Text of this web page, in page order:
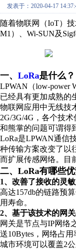
发表于：2020-04-17
随着物联网（IoT）
M1）、Wi-SUN及
一、 LoRa是什么？
LPWAN（low-power
已经具有更加成熟的
物联网应用中无线技
2G/3G/4G，各个技
和熊掌的问题可谓得
LoRa是LPWAN通信
种传输方案改变了以
而扩展传感网络。目
二、LoRa有哪些
1、改善了接收的灵
高达157db的链路预
用寿命。
2、基于该技术的网
网关是节点与IP网络
送10Bytes，网络占
城市环境可以覆盖2